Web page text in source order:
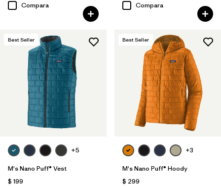
Compara
Compara
Best Seller
+5
M's Nano Puff® Vest
$ 199
Best Seller
+3
M's Nano Puff® Hoody
$ 299